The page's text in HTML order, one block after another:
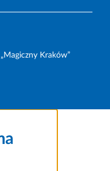
Kraków”